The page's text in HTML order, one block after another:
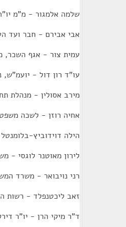
שלמה אלמגור - מ"מ
אבי אבירם - חבר ועד
עמית צור - אגף השכר,
עו"ד רון דול - יועמ"ש,
מירב אסולין - מנהלת
אחיה רוזן - לשכה
הילה דוידוביץ-
לירון מאוטנר לוגסי -
רני נויבואר - משרד
זאב ליכטנפלד - רשות
ד"ר מיקי הרן - יו"ר